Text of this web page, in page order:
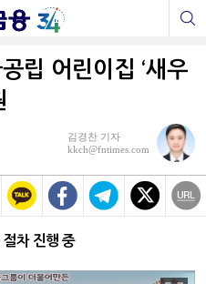
립 어린이집 ‘새우
김경찬 기자
kkch@fntimes.com
차 진행 중